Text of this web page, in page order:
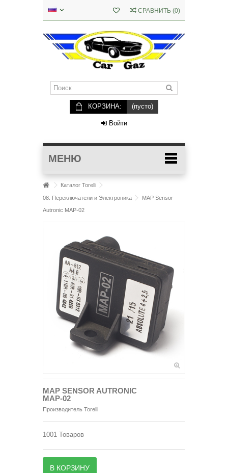
СРАВНИТЬ (0)
КОРЗИНА: (пусто)
Войти
МЕНЮ
Каталог Torelli
08. Переключатели и Электроника
MAP Sensor
Autronic MAP-02
MAP SENSOR AUTRONIC
MAP-02
Производитель Torelli
1001 Товаров
В КОРЗИНУ